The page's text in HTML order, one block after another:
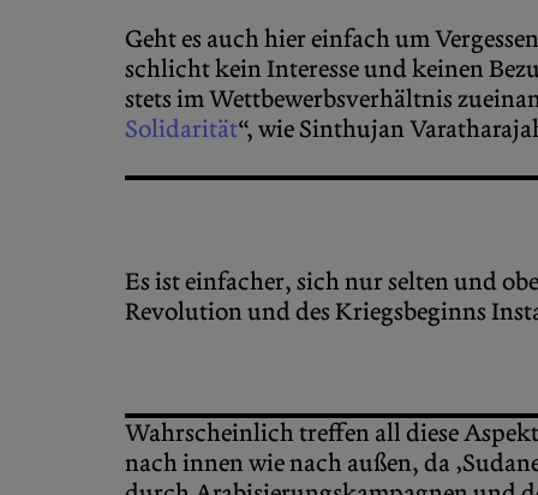
Geht es auch hier einfach um
schlicht kein Interesse und keinen
stets im Wettbewerbsverhältnis
Solidarität“, wie Sinthujan
Es ist einfacher, sich nur selten und
Revolution und des Kriegsbeginns
Wahrscheinlich treffen all diese
nach innen wie nach außen, da